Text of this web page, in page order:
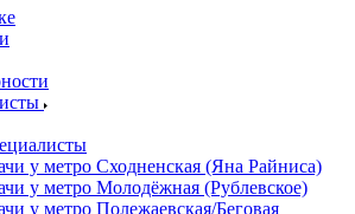
у метро Сходненская (Яна Райниса)
у метро Молодёжная (Рублевское)
у метро Полежаевская/Беговая